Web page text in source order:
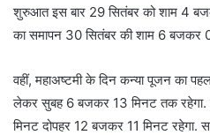
शुरुआत इस बार 29 सितंबर को शाम 4
का समापन 30 सितंबर की शाम 6 बजकर
वहीं, महाअष्टमी के दिन कन्या पूजन का
लेकर सुबह 6 बजकर 13 मिनट तक रहेगा.
मिनट दोपहर 12 बजकर 11 मिनट रहेगा.